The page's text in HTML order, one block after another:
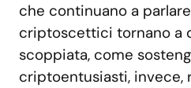
che continuano a
criptoscettici tornano a
scoppiata, come
criptoentusiasti, invece,